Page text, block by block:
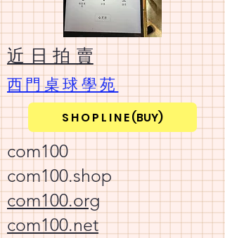
​近 日 拍 賣
​西門桌球學苑
S H O P L I N E (BUY)
com100
com100.shop
com100.org
com100.net